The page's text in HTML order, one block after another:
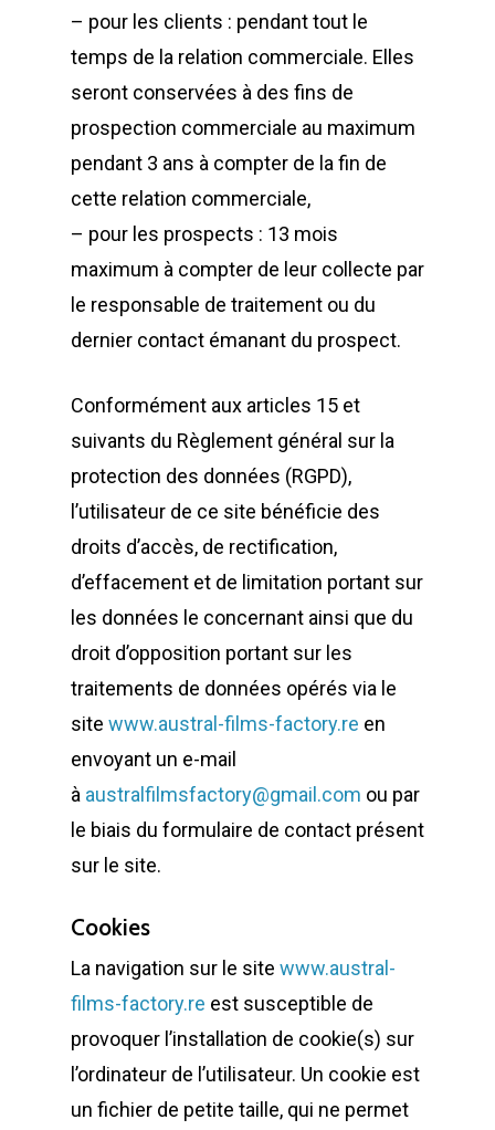
– pour les clients : pendant tout le
temps de la relation commerciale. Elles
seront conservées à des fins de
prospection commerciale au maximum
pendant 3 ans à compter de la fin de
cette relation commerciale,
– pour les prospects : 13 mois
maximum à compter de leur collecte par
le responsable de traitement ou du
dernier contact émanant du prospect.
Conformément aux articles 15 et
suivants du Règlement général sur la
protection des données (RGPD),
l’utilisateur de ce site bénéficie des
droits d’accès, de rectification,
d’effacement et de limitation portant sur
les données le concernant ainsi que du
droit d’opposition portant sur les
traitements de données opérés via le
site www.austral-films-factory.re en
envoyant un e-mail
à australfilmsfactory@gmail.com ou par
le biais du formulaire de contact présent
sur le site.
Cookies
La navigation sur le site www.austral-
films-factory.re est susceptible de
provoquer l’installation de cookie(s) sur
l’ordinateur de l’utilisateur. Un cookie est
un fichier de petite taille, qui ne permet
Corporate
Captation
Vidéomulticam
Goodies
Coulisses
Presse
Stéphanie
Copyright © 2021
Factory
Built with love by
Marketing Réunion
Tous droits réservés